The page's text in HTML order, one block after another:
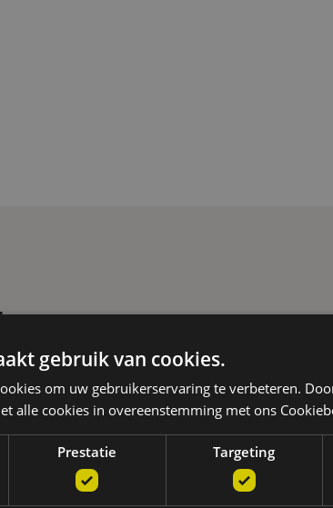
informatie
Publiek
gebruik van cookies.
om uw gebruikerservaring te verbeteren.
alle cookies in overeenstemming met ons
Prestatie Targeting